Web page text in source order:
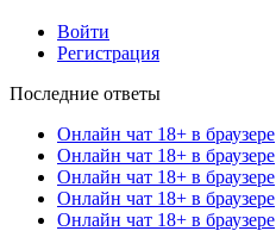
Войти
Регистрация
Последние ответы
Онлайн чат 18+ в браузере
Онлайн чат 18+ в браузере
Онлайн чат 18+ в браузере
Онлайн чат 18+ в браузере
Онлайн чат 18+ в браузере